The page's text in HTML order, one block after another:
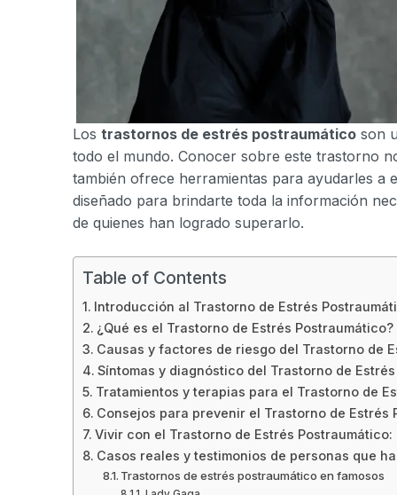
Los trastornos de estrés postraumático son
todo el mundo. Conocer sobre este trastorno
también ofrece herramientas para ayudarles a
diseñado para brindarte toda la información
de quienes han logrado superarlo.
Table of Contents
Introducción al Trastorno de Estrés
¿Qué es el Trastorno de Estrés Postraumático?
Causas y factores de riesgo del Trastorno de
Síntomas y diagnóstico del Trastorno de
Tratamientos y terapias para el Trastorno de
Consejos para prevenir el Trastorno de Estrés
Vivir con el Trastorno de Estrés
Casos reales y testimonios de personas que
Trastornos de estrés postraumático en famosos